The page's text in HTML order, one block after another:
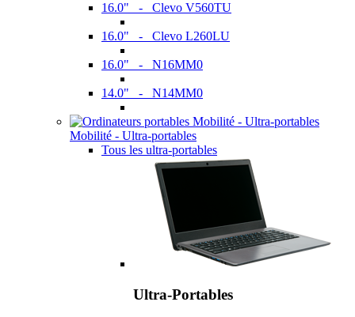
16.0" - Clevo V560TU
16.0" - Clevo L260LU
16.0" - N16MM0
14.0" - N14MM0
Mobilité - Ultra-portables
Tous les ultra-portables
Ultra-Portables